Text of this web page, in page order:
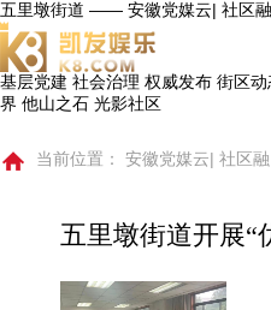
五里墩街道 —— 安徽党媒云| 社区
基层党建 社会治理 权威发布 街区动
界 他山之石 光影社区
当前位置： 安徽党媒云| 社区融
五里墩街道开展“